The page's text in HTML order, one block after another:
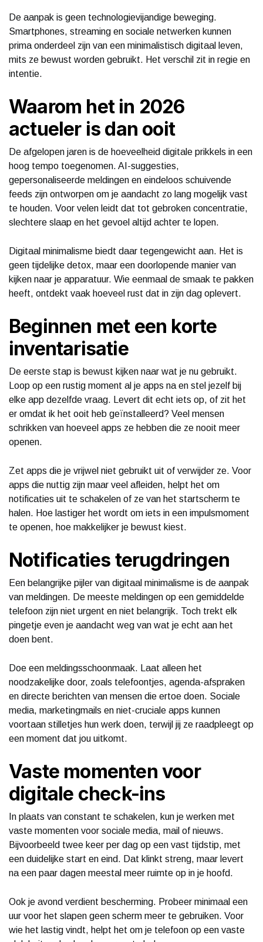
De aanpak is geen technologievijandige beweging.
Smartphones, streaming en sociale netwerken kunnen
prima onderdeel zijn van een minimalistisch digitaal leven,
mits ze bewust worden gebruikt. Het verschil zit in regie en
intentie.
Waarom het in 2026
actueler is dan ooit
De afgelopen jaren is de hoeveelheid digitale prikkels in een
hoog tempo toegenomen. AI-suggesties,
gepersonaliseerde meldingen en eindeloos schuivende
feeds zijn ontworpen om je aandacht zo lang mogelijk vast
te houden. Voor velen leidt dat tot gebroken concentratie,
slechtere slaap en het gevoel altijd achter te lopen.
Digitaal minimalisme biedt daar tegengewicht aan. Het is
geen tijdelijke detox, maar een doorlopende manier van
kijken naar je apparatuur. Wie eenmaal de smaak te pakken
heeft, ontdekt vaak hoeveel rust dat in zijn dag oplevert.
Beginnen met een korte
inventarisatie
De eerste stap is bewust kijken naar wat je nu gebruikt.
Loop op een rustig moment al je apps na en stel jezelf bij
elke app dezelfde vraag. Levert dit echt iets op, of zit het
er omdat ik het ooit heb geïnstalleerd? Veel mensen
schrikken van hoeveel apps ze hebben die ze nooit meer
openen.
Zet apps die je vrijwel niet gebruikt uit of verwijder ze. Voor
apps die nuttig zijn maar veel afleiden, helpt het om
notificaties uit te schakelen of ze van het startscherm te
halen. Hoe lastiger het wordt om iets in een impulsmoment
te openen, hoe makkelijker je bewust kiest.
Notificaties terugdringen
Een belangrijke pijler van digitaal minimalisme is de aanpak
van meldingen. De meeste meldingen op een gemiddelde
telefoon zijn niet urgent en niet belangrijk. Toch trekt elk
pingetje even je aandacht weg van wat je echt aan het
doen bent.
Doe een meldingsschoonmaak. Laat alleen het
noodzakelijke door, zoals telefoontjes, agenda-afspraken
en directe berichten van mensen die ertoe doen. Sociale
media, marketingmails en niet-cruciale apps kunnen
voortaan stilletjes hun werk doen, terwijl jij ze raadpleegt op
een moment dat jou uitkomt.
Vaste momenten voor
digitale check-ins
In plaats van constant te schakelen, kun je werken met
vaste momenten voor sociale media, mail of nieuws.
Bijvoorbeeld twee keer per dag op een vast tijdstip, met
een duidelijke start en eind. Dat klinkt streng, maar levert
na een paar dagen meestal meer ruimte op in je hoofd.
Ook je avond verdient bescherming. Probeer minimaal een
uur voor het slapen geen scherm meer te gebruiken. Voor
wie het lastig vindt, helpt het om je telefoon op een vaste